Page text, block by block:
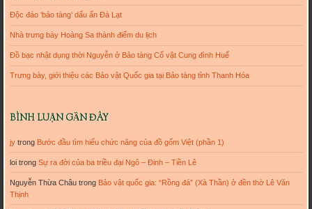
Độc đáo ‘bảo tàng’ dấu ấn Đà Lạt
Nhà trưng bày Hoàng Sa thành điểm du lịch
Đồ bạc nhật dụng thời Nguyễn ở Bảo tàng Cổ vật Cung đình Huế
Trưng bày, giới thiệu các Bảo vật Quốc gia tại Bảo tàng tỉnh Thanh Hóa
BÌNH LUẬN GẦN ĐÂY
jytrong Bước đầu tìm hiểu chức năng của đồ gốm Việt (phần 1)
loitrong Sự ra đời của ba triều đại Ngô – Đinh – Tiền Lê
Nguyễn Thừa Châutrong Bảo vật quốc gia: “Rồng đá” (Xà Thần) ở đền thờ Lê Văn
Thịnh